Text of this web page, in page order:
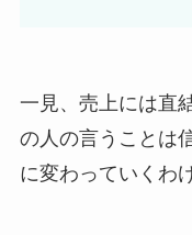
一見、売上には直
の人の言うことは
に変わっていくわ